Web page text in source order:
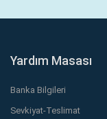
Yardım Masası
Banka Bilgileri
Sevkiyat-Teslimat